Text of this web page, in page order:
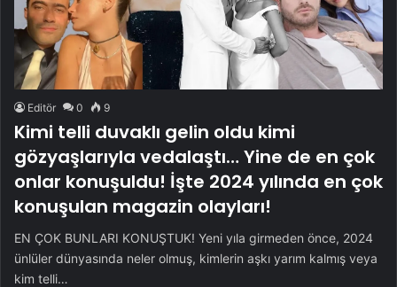
Editör 0 9
Kimi telli duvaklı gelin oldu kimi
gözyaşlarıyla vedalaştı… Yine de en çok
onlar konuşuldu! İşte 2024 yılında en çok
konuşulan magazin olayları!
EN ÇOK BUNLARI KONUŞTUK! Yeni yıla girmeden önce, 2024
ünlüler dünyasında neler olmuş, kimlerin aşkı yarım kalmış veya
kim telli…